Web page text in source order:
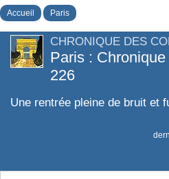
Accueil Paris
CHRONIQUE DES
Paris :
226
Une rentrée pleine de bruit et